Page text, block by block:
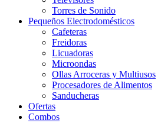
Torres de Sonido
Pequeños Electrodomésticos
Cafeteras
Freidoras
Licuadoras
Microondas
Ollas Arroceras y Multiusos
Procesadores de Alimentos
Sanducheras
Ofertas
Combos